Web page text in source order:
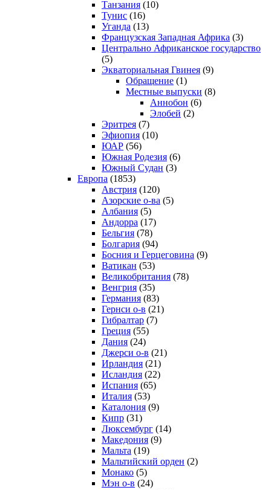
Танзания (10)
Тунис (16)
Уганда (13)
Французская Западная Африка (3)
Центрально Африканское государство
(5)
Экваториальная Гвинея (9)
Обращение (1)
Местные выпуски (8)
Аннобон (6)
Элобей (2)
Эритрея (7)
Эфиопия (10)
ЮАР (56)
Южная Родезия (6)
Южный Судан (3)
Европа (1853)
Австрия (120)
Азорские о-ва (5)
Албания (5)
Андорра (17)
Бельгия (78)
Болгария (94)
Босния и Герцеговина (9)
Ватикан (53)
Великобритания (78)
Венгрия (35)
Германия (83)
Гернси о-в (21)
Гибралтар (7)
Греция (55)
Дания (24)
Джерси о-в (21)
Ирландия (21)
Исландия (22)
Испания (65)
Италия (53)
Каталония (9)
Кипр (31)
Люксембург (14)
Македония (9)
Мальта (19)
Мальтийский орден (2)
Монако (5)
Мэн о-в (24)